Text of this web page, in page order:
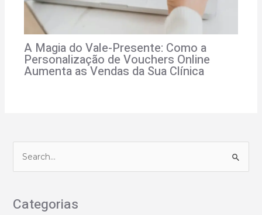
A Magia do Vale-Presente: Como a
Personalização de Vouchers Online
Aumenta as Vendas da Sua Clínica
q
Categorias